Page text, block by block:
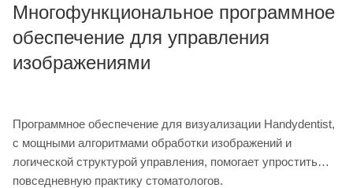
Многофункциональное программное
обеспечение для управления
изображениями
Программное обеспечение для визуализации Handydentist,
с мощными алгоритмами обработки изображений и
логической структурой управления, помогает упростить
повседневную практику стоматологов.